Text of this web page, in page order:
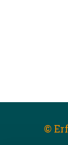
©